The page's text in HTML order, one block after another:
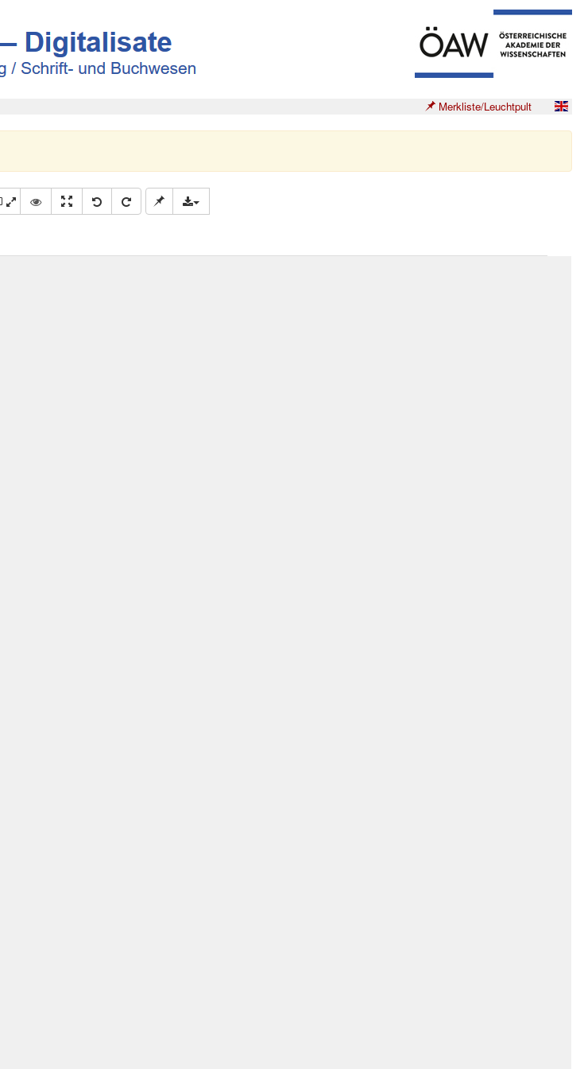
Merkliste/Leuchtpult